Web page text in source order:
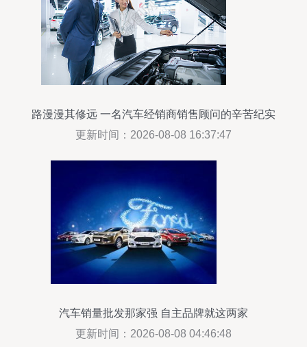
路漫漫其修远 一名汽车经销商销售顾问的辛苦纪实
更新时间：2026-08-08 16:37:47
汽车销量批发那家强 自主品牌就这两家
更新时间：2026-08-08 04:46:48